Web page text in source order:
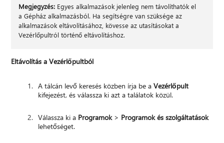
Megjegyzés: Egyes alkalmazások jelenleg nem távolíthatók el
a Gépház alkalmazásból. Ha segítségre van szüksége az
alkalmazások eltávolításához, kövesse az utasításokat a
Vezérlőpultról történő eltávolításhoz.
Eltávolítás a Vezérlőpultból
A tálcán levő keresés közben írja be aVezérlőpult
kifejezést, és válassza ki azt a találatok közül.
Válassza ki a Programok > Programok és szolgáltatások
lehetőséget.